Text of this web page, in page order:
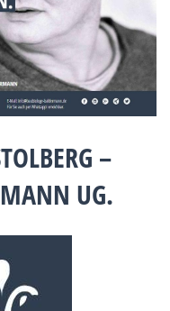
–
UG.